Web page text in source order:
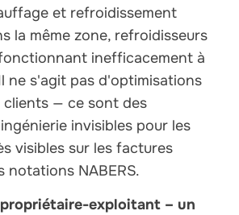
et refroidissement
la même zone, refroidisseurs
inefficacement à
ne s'agit pas d'optimisations
clients — ce sont des
invisibles pour les
visibles sur les factures
notations NABERS.
exploitant – un